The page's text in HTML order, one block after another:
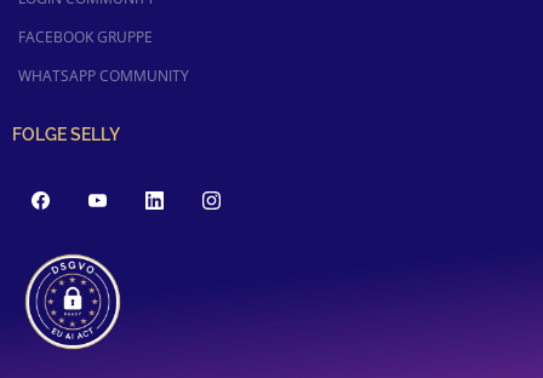
FACEBOOK GRUPPE
WHATSAPP COMMUNITY
FOLGE SELLY